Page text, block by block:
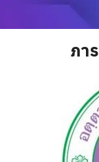
ภา